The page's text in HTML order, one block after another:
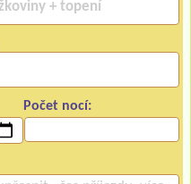
Počet nocí: